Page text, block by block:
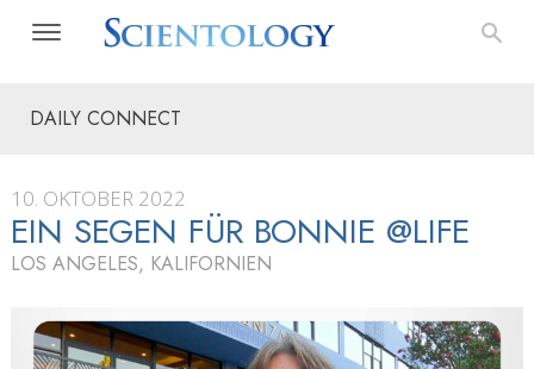
DAILY CONNECT
10. OKTOBER 2022
EIN SEGEN FÜR BONNIE @LIFE
LOS ANGELES, KALIFORNIEN